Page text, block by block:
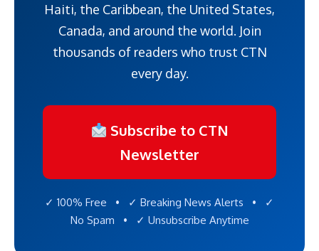
Haiti, the Caribbean, the United States,
Canada, and around the world. Join
thousands of readers who trust CTN
every day.
Subscribe to CTN
Newsletter
✓ 100% Free • ✓ Breaking News Alerts • ✓
No Spam • ✓ Unsubscribe Anytime